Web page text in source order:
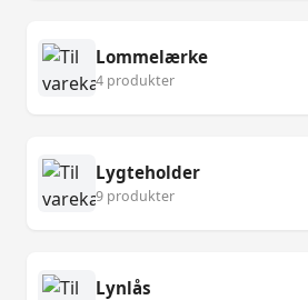
Lommelærke
4 produkter
Lygteholder
9 produkter
Lynlås